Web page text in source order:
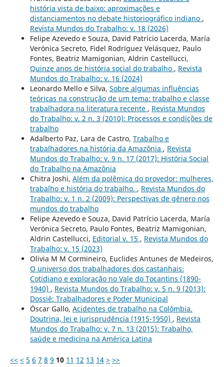
história vista de baixo: aproximações e
distanciamentos no debate historiográfico indiano ,
Revista Mundos do Trabalho: v. 18 (2026)
Felipe Azevedo e Souza, David Patrício Lacerda, María
Verónica Secreto, Fidel Rodríguez Velásquez, Paulo
Fontes, Beatriz Mamigonian, Aldrin Castellucci,
Quinze anos de história social do trabalho , Revista
Mundos do Trabalho: v. 16 (2024)
Leonardo Mello e Silva, Sobre algumas influências
teóricas na construção de um tema: trabalho e classe
trabalhadora na literatura recente , Revista Mundos
do Trabalho: v. 2 n. 3 (2010): Processos e condições de
trabalho
Adalberto Paz, Lara de Castro, Trabalho e
trabalhadores na história da Amazônia , Revista
Mundos do Trabalho: v. 9 n. 17 (2017): História Social
do Trabalho na Amazônia
Chitra Joshi, Além da polêmica do provedor: mulheres,
trabalho e história do trabalho. , Revista Mundos do
Trabalho: v. 1 n. 2 (2009): Perspectivas de gênero nos
mundos do trabalho
Felipe Azevedo e Souza, David Patrício Lacerda, María
Verónica Secreto, Paulo Fontes, Beatriz Mamigonian,
Aldrin Castellucci, Editorial v. 15 , Revista Mundos do
Trabalho: v. 15 (2023)
Olivia M M Cormineiro, Euclides Antunes de Medeiros,
O universo dos trabalhadores dos castanhais:
Cotidiano e exploração no Vale do Tocantins (1890-
1940) , Revista Mundos do Trabalho: v. 5 n. 9 (2013):
Dossiê: Trabalhadores e Poder Municipal
Óscar Gallo, Acidentes de trabalho na Colômbia.
Doutrina, lei e jurisprudência (1915-1950) , Revista
Mundos do Trabalho: v. 7 n. 13 (2015): Trabalho,
saúde e medicina na América Latina
<< < 5 6 7 8 9 10 11 12 13 14 > >>